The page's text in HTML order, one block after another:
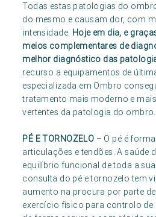
Todas estas patologias do
do mesmo e causam dor, com
intensidade. Hoje em dia, e
meios complementares de
melhor diagnóstico das
recurso a equipamentos de
especializada em Ombro
tratamento mais moderno e
vertentes da patologia do ombro.
PÉ E TORNOZELO – O pé é
articulações e tendões. A saúde
equilíbrio funcional de toda a
consulta do pé e tornozelo tem
aumento na procura por parte
exercício físico para controlo de